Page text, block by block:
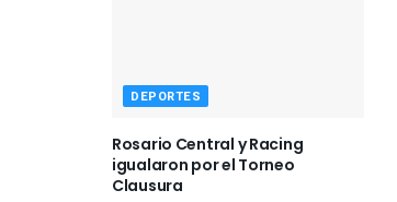
DEPORTES
Rosario Central y Racing
igualaron por el Torneo
Clausura